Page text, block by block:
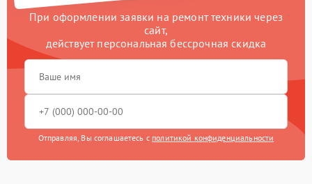
При оформлении заявки на ремонт техники через
сайт,
действует персональная бессрочная скидка
Отправляя, Вы соглашаетесь с политикой конфиденциальности